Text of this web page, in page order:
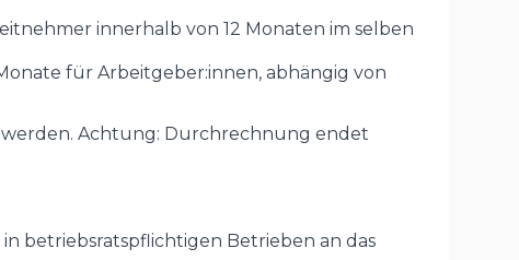
innerhalb von 12 Monaten im selben
für Arbeitgeber:innen, abhängig von
Achtung: Durchrechnung endet
betriebsratspflichtigen Betrieben an das